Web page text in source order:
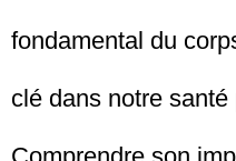
fondamental du
clé dans notre